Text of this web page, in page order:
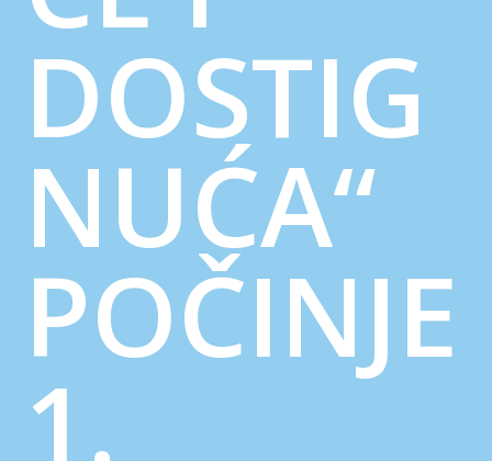
DOSTIG
NUĆA“
POČINJE
1.